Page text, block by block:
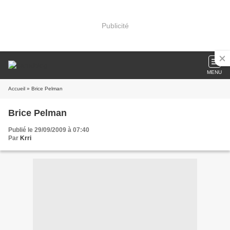
Publicité
MENU
Accueil » Brice Pelman
Brice Pelman
Publié le 29/09/2009 à 07:40
Par Krri